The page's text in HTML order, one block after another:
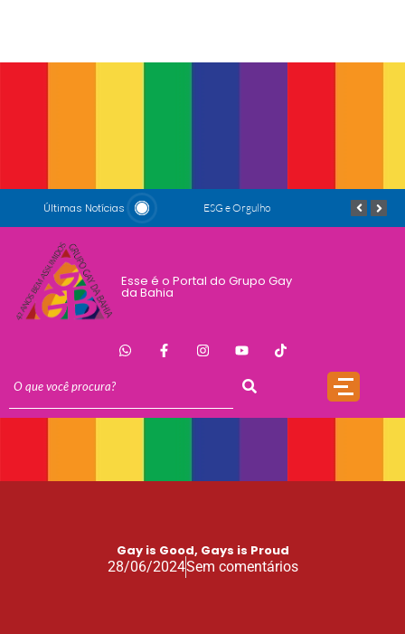
Últimas Notícias
Padrinhos de honra: Salete Maria e Luiz Mott ESG e Orgulho Conversas que Conquistam
Esse é o Portal do Grupo Gay
da Bahia
Gay is Good, Gays is Proud
28/06/2024Sem comentários